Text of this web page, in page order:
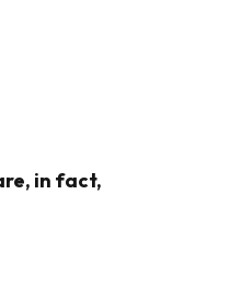
in fact,